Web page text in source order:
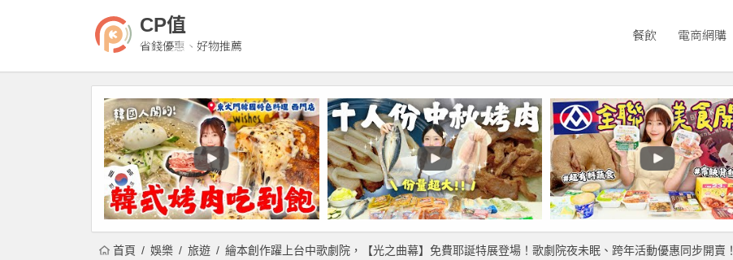
CP值
省錢優惠、好物推薦
餐飲 電商網購
首頁 娛樂 旅遊 繪本創作躍上台中歌劇院，【光之曲幕】免費耶誕特展登場！歌劇院夜未眠、跨年活動優惠同步開賣！